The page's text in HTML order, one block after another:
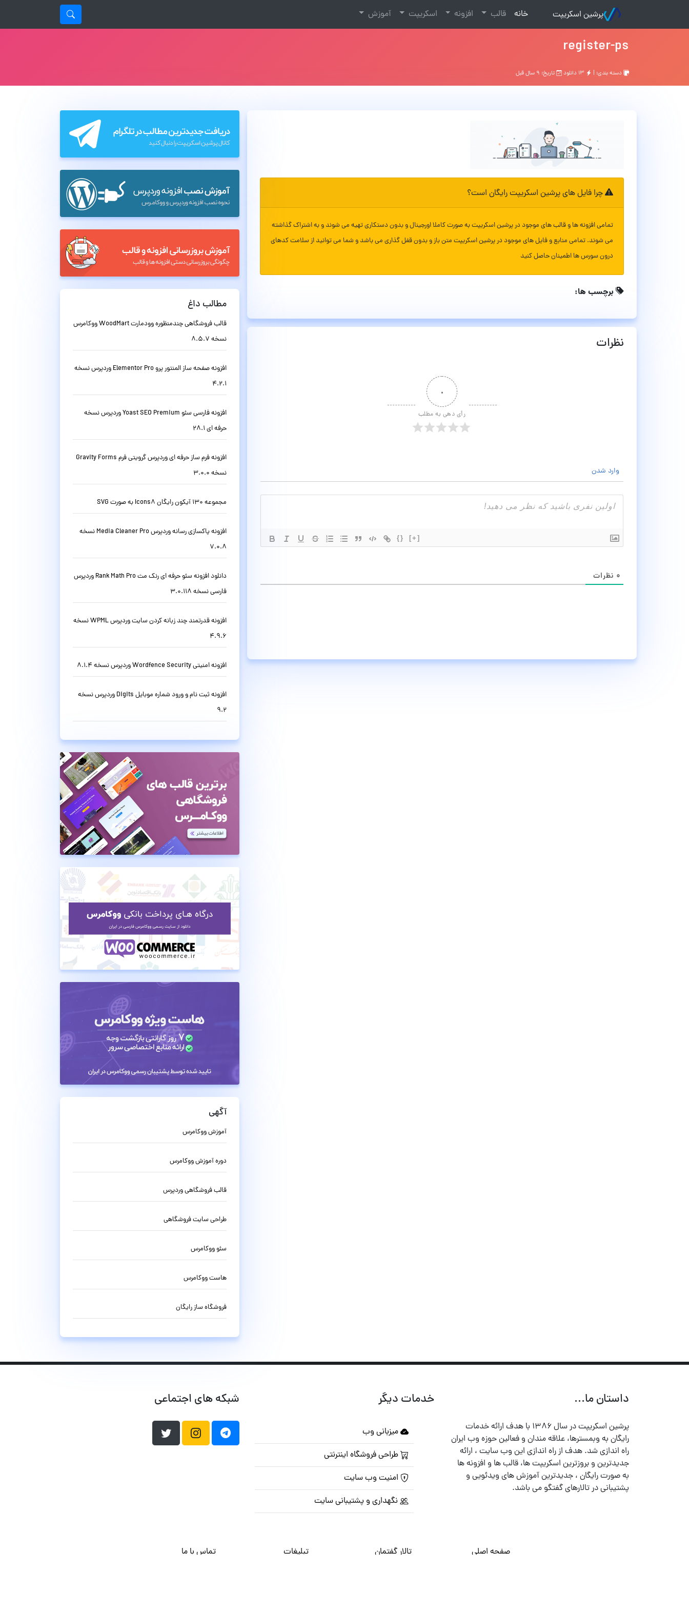
پرشین اسکریپت خانه
(current) قالب افزونه اسکریپت آموزش
register-ps
دسته بندی: | تاریخ: ۹ سال قبل
چرا فایل های پرشین اسکریپت رایگان است؟
تمامی افزونه ها و قالب های موجود در پرشین اسکریپت به صورت کاملا اورجینال و بدون دستکاری تهیه می شوند و به اشتراک گذاشته
می شوند. تمامی منابع و فایل های موجود در پرشین اسکریپت متن باز و بدون قفل گذاری می باشد و شما می توانید از سلامت کدهای
درون سورس ها اطمینان حاصل کنید
برچسب ها:
نظرات
۰
رأی دهی به مطلب
وارد شدن
{} [+]
۰ نظرات
مطالب داغ
قالب فروشگاهی چندمنظوره وودمارت WoodMart ووکامرس
نسخه 8.5.7
افزونه صفحه ساز المنتور پرو Elementor Pro وردپرس نسخه
4.2.1
افزونه فارسی سئو Yoast SEO Premium وردپرس نسخه
حرفه ای 28.1
افزونه فرم ساز حرفه ای وردپرس گرویتی فرم Gravity Forms
نسخه 3.0.0
مجموعه 130 آیکون رایگان Icons8 به صورت SVG
افزونه پاکسازی رسانه وردپرس Media Cleaner Pro نسخه
7.0.8
دانلود افزونه سئو حرفه ای رنک مث Rank Math Pro وردپرس
فارسی نسخه 3.0.118
افزونه قدرتمند چند زبانه کردن سایت وردپرس WPML نسخه
4.9.6
افزونه امنیتی Wordfence Security وردپرس نسخه 8.1.4
افزونه ثبت نام و ورود شماره موبایل Digits وردپرس نسخه
9.2
آگهی
آموزش ووکامرس
دوره آموزش ووکامرس
قالب فروشگاهی وردپرس
طراحی سایت فروشگاهی
سئو ووکامرس
هاست ووکامرس
فروشگاه ساز رایگان
داستان ما...
پرشین اسکریپت در سال ۱۳۸۶ با هدف ارائه خدمات
رایگان به وبمسترها، علاقه مندان و فعالین حوزه وب ایران
راه اندازی شد. هدف از راه اندازی این وب سایت ، ارائه
جدیدترین و بروزترین اسکریپت ها، قالب ها و افزونه ها
به صورت رایگان ، جدیدترین آموزش های ویدئویی و
پشتیبانی در تالارهای گفتگو می باشد.
خدمات دیگر
میزبانی وب
طراحی فروشگاه اینترنتی
امنیت وب سایت
نگهداری و پشتیبانی سایت
شبکه های اجتماعی
صفحه اصلی تالار گفتمان تبلیغات تماس با ما